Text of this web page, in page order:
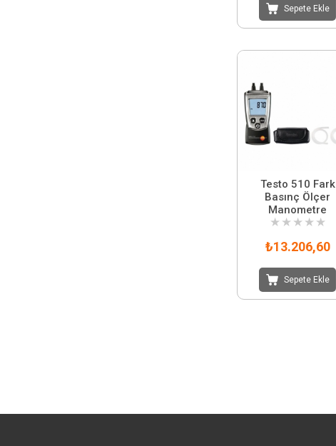
Sepete Ekle
Testo 510 Fark
Basınç Ölçer
Manometre
★ ★ ★ ★ ★
₺13.206,60
Sepete Ekle